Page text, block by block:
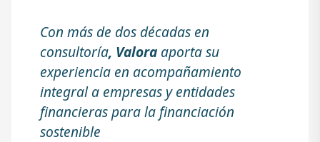
Con más de dos décadas en
consultoría, Valora aporta su
experiencia en acompañamiento
integral a empresas y entidades
financieras para la financiación
sostenible